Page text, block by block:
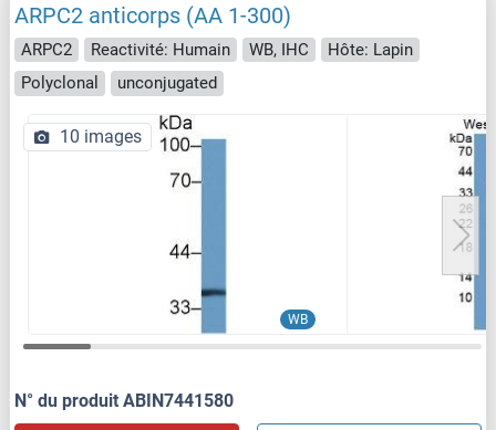
ARPC2 anticorps (AA 1-300)
ARPC2 Reactivité: Humain WB, IHC
Hôte: Lapin
Polyclonal
unconjugated
WB
10 images
N° du produit ABIN7441580